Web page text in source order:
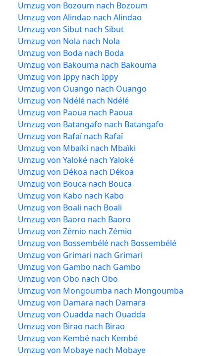
Umzug von Bozoum nach Bozoum
Umzug von Alindao nach Alindao
Umzug von Sibut nach Sibut
Umzug von Nola nach Nola
Umzug von Boda nach Boda
Umzug von Bakouma nach Bakouma
Umzug von Ippy nach Ippy
Umzug von Ouango nach Ouango
Umzug von Ndélé nach Ndélé
Umzug von Paoua nach Paoua
Umzug von Batangafo nach Batangafo
Umzug von Rafaï nach Rafaï
Umzug von Mbaïki nach Mbaïki
Umzug von Yaloké nach Yaloké
Umzug von Dékoa nach Dékoa
Umzug von Bouca nach Bouca
Umzug von Kabo nach Kabo
Umzug von Boali nach Boali
Umzug von Baoro nach Baoro
Umzug von Zémio nach Zémio
Umzug von Bossembélé nach Bossembélé
Umzug von Grimari nach Grimari
Umzug von Gambo nach Gambo
Umzug von Obo nach Obo
Umzug von Mongoumba nach Mongoumba
Umzug von Damara nach Damara
Umzug von Ouadda nach Ouadda
Umzug von Birao nach Birao
Umzug von Kembé nach Kembé
Umzug von Mobaye nach Mobaye